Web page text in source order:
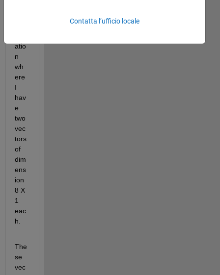
atio
n
wh
ere
I
hav
e
two
vec
tors
of
dim
ens
ion
8 X
1
eac
h.
The
se
vec
Contatta l’ufficio locale